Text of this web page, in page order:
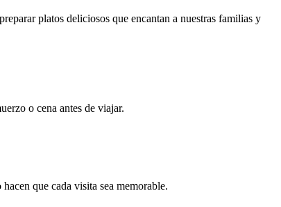
platos deliciosos que encantan a nuestras familias y
o cena antes de viajar.
que cada visita sea memorable.